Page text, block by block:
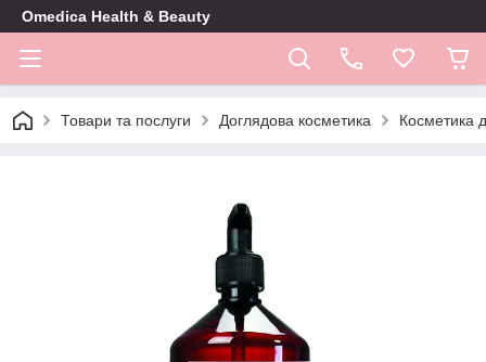
Omedica Health & Beauty
Товари та послуги Доглядова косметика Косметика